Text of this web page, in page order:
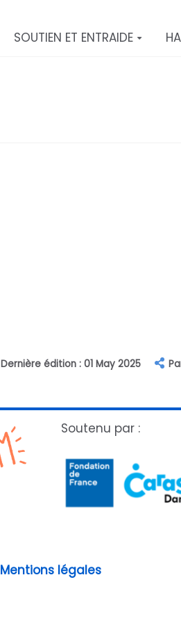
SOUTIEN ET ENTRAIDE
Dernière édition : 01 May 2025
Soutenu par :
Mentions légales